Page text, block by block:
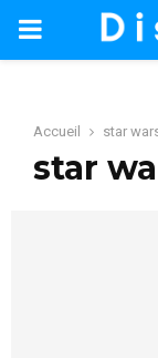
PRIMARY
Accueil star
star